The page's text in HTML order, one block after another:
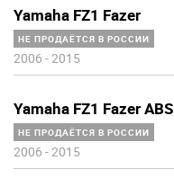
Yamaha FZ1 Fazer
НЕ ПРОДАЁТСЯ В РОССИИ
2006 -2015
Yamaha FZ1 Fazer ABS
НЕ ПРОДАЁТСЯ В РОССИИ
2006 -2015